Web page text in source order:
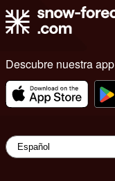
Descubre nuestra app